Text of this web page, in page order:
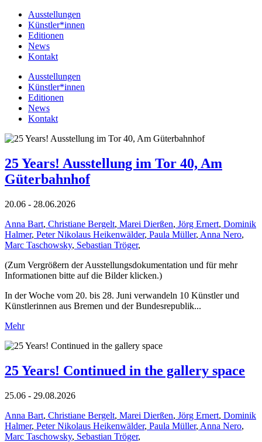
Ausstellungen
Künstler*innen
Editionen
News
Kontakt
Ausstellungen
Künstler*innen
Editionen
News
Kontakt
25 Years! Ausstellung im Tor 40, Am
Güterbahnhof
20.06 - 28.06.2026
Anna Bart, Christiane Bergelt, Marei Dierßen, Jörg Ernert, Dominik
Halmer, Peter Nikolaus Heikenwälder, Paula Müller, Anna Nero,
Marc Taschowsky, Sebastian Tröger,
(Zum Vergrößern der Ausstellungsdokumentation und für mehr
Informationen bitte auf die Bilder klicken.)
In der Woche vom 20. bis 28. Juni verwandeln 10 Künstler und
Künstlerinnen aus Bremen und der Bundesrepublik...
Mehr
25 Years! Continued in the gallery space
25.06 - 29.08.2026
Anna Bart, Christiane Bergelt, Marei Dierßen, Jörg Ernert, Dominik
Halmer, Peter Nikolaus Heikenwälder, Paula Müller, Anna Nero,
Marc Taschowsky, Sebastian Tröger,